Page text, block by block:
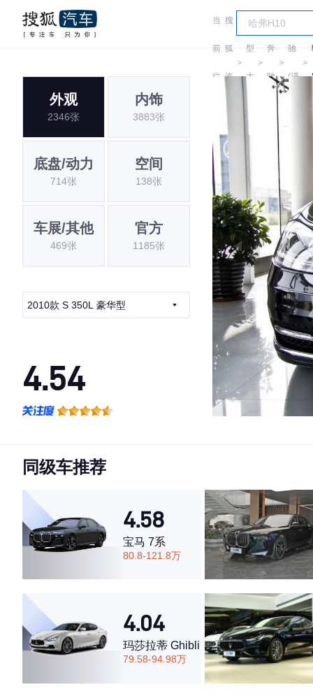
当
前
位
搜
狐
汽
＞
车
型
大
＞
奔
驰
＞
驰
(进
＞
外观
2346张
内饰
3883张
底盘/动力
714张
空间
138张
车展/其他
469张
官方
1185张
2010款 S 350L 豪华型
4.54
·空间表现一般，低于55%同级车
同级车推荐
4.58
宝马 7系
80.8-121.8万
4.04
玛莎拉蒂 Ghibli
79.58-94.98万